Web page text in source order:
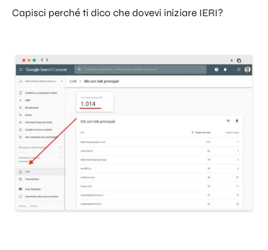
Capisci perché ti dico che dovevi iniziare IERI?